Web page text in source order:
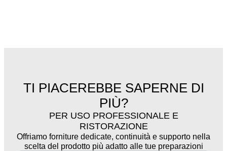
TI PIACEREBBE SAPERNE DI
PIÙ?
PER USO PROFESSIONALE E
RISTORAZIONE
Offriamo forniture dedicate, continuità e supporto nella
scelta del prodotto più adatto alle tue preparazioni